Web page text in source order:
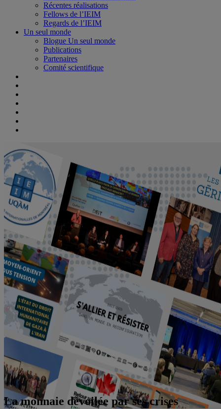
Récentes réalisations
Fellows de l’IEIM
Regards de l’IEIM
Un seul monde
Blogue Un seul monde
Publications
Partenaires
Comité scientifique
La monnaie dévoilée par ses crises